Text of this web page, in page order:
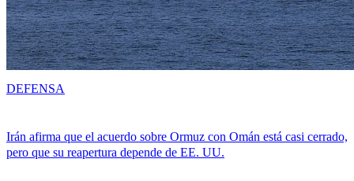
Irán afirma que el acuerdo sobre Ormuz con Omán está casi cerrado,
pero que su reapertura depende de EE. UU.
DEFENSA